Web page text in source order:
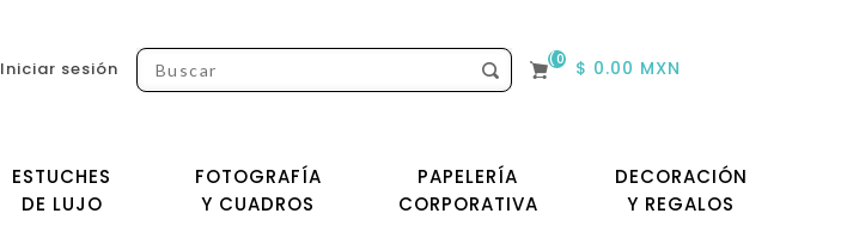
(0) $ 0.00 MXN
Iniciar sesión
ESTUCHES
DE LUJO
FOTOGRAFÍA
Y CUADROS
PAPELERÍA
CORPORATIVA
DECORACIÓN
Y REGALOS